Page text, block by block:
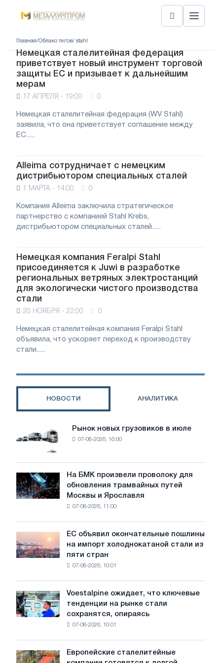
Главная/Облако тегов/ stahl
Немецкая сталелитейная федерация
приветствует новый инструмент торговой
защиты ЕС и призывает к дальнейшим
мерам
17 АПРЕЛЯ - 19:00 0
Немецкая сталелитейная федерация (WV Stahl)
заявила, что она приветствует соглашение между
ЕС......
Alleima сотрудничает с немецким
дистрибьютором специальных сталей
1 МАРТА - 14:00 0
Компания Alleima заключила стратегическое
партнерство с компанией Stahl Krebs,
дистрибьютором специальных сталей......
Немецкая компания Feralpi Stahl
присоединяется к Juwi в разработке
региональных ветряных электростанций
для экологически чистого производства
стали
20 НОЯБРЯ - 22:00 0
Немецкая сталелитейная компания Feralpi Stahl
объявила, что ускоряет переход к производству
стали......
НОВОСТИ АНАЛИТИКА
Рынок
новых
грузовиков
в
июле
Рынок новых грузовиков в июле
07-08-2026, 16:00
На
БМК
произвели
трамвайных
путей
Ярославля
На БМК произвели проволоку для
обновления трамвайных путей
Москвы и Ярославля
07-08-2026, 11:00
объявил
окончательные
холоднокатаной
стали
стран
ЕС объявил окончательные пошлины
на импорт холоднокатаной стали из
пяти стран
07-08-2026, 10:01
Voestalpine
ожидает,
что
рынке
Voestalpine ожидает, что ключевые
тенденции на рынке стали
сохранятся, опираясь
07-08-2026, 10:01
Европейские
Европейские сталелитейные